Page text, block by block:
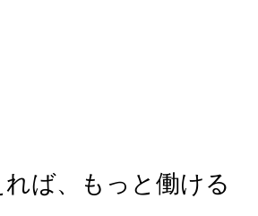
ば、もっと働ける